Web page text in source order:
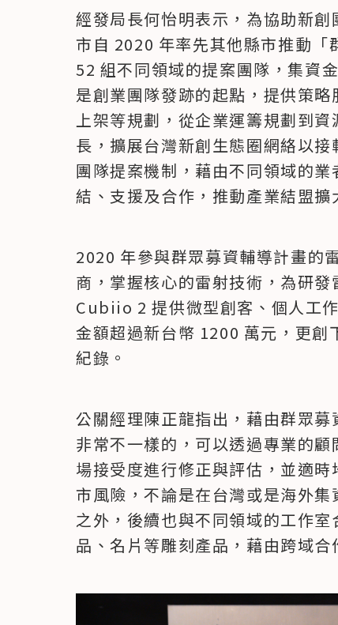
經發局長何怡明表示，為協助新
市自 2020 年率先其他縣市推動「
52 組不同領域的提案團隊，集資
是創業團隊發跡的起點，提供策
上架等規劃，從企業運籌規劃到
長，擴展台灣新創生態圈網絡以接
團隊提案機制，藉由不同領域的
結、支援及合作，推動產業結盟
2020 年參與群眾募資輔導計畫的
商，掌握核心的雷射技術，為研
Cubiio 2 提供微型創客、個人工
金額超過新台幣 1200 萬元，更
紀錄。
公關經理陳正龍指出，藉由群眾
非常不一樣的，可以透過專業的
場接受度進行修正與評估，並適
市風險，不論是在台灣或是海外
之外，後續也與不同領域的工作
品、名片等雕刻產品，藉由跨域合